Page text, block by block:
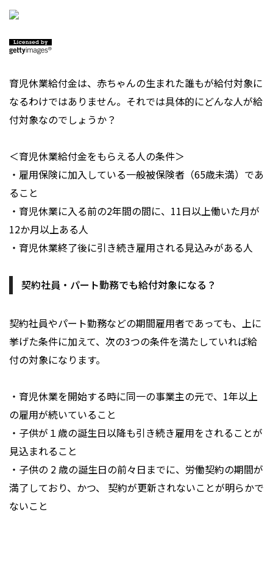
育児休業給付金は、赤ちゃんの生まれた誰もが給付対象に
なるわけではありません。それでは具体的にどんな人が給
付対象なのでしょうか？
＜育児休業給付金をもらえる人の条件＞
・雇用保険に加入している一般被保険者（65歳未満）であ
ること
・育児休業に入る前の2年間の間に、11日以上働いた月が
12か月以上ある人
・育児休業終了後に引き続き雇用される見込みがある人
契約社員・パート勤務でも給付対象になる？
契約社員やパート勤務などの期間雇用者であっても、上に
挙げた条件に加えて、次の3つの条件を満たしていれば給
付の対象になります。
・育児休業を開始する時に同一の事業主の元で、1年以上
の雇用が続いていること
・子供が１歳の誕生日以降も引き続き雇用をされることが
見込まれること
・子供の 2 歳の誕生日の前々日までに、労働契約の期間が
満了しており、かつ、 契約が更新されないことが明らかで
ないこと